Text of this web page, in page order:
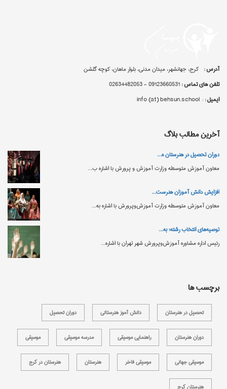
آدرس : کرج، جهانشهر، میدان مدنی، بلوار ماهان، کوچه گلشن
تلفن های تماس :09123660531 - 02634482053
ایمیل :: info (at) behsun.school
آخرین مطالب بلاگ
دوران تحصیل در هنرستان‌ ه...
معاون آموزش متوسطه وزارت آموزش‌ و پرورش با اشاره ب...
افزایش دانش‌ آموزان هنرست...
معاون آموزش متوسطه وزارت آموزش‌وپرورش با اشاره به...
توصیه‌های انتخاب رشته؛ به...
رئیس اداره مشاوره آموزش‌وپرورش شهر تهران با اشاره...
برچسب ها
تحصیل در هنرستان دانش آموز هنرستانی دوران تحصیل
دوران هنرستان راهنمایی موسیقی مدرسه موسیقی موسیقی
موسیقی جهانی موسیقی فاخر هنرستان هنرستان در کرج